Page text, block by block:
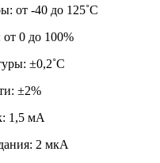
от -40 до 125˚С
0 до 100%
±0,2˚С
±2%
1,5 мА
2 мкА